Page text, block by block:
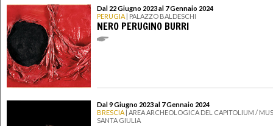
Dal 22 Giugno 2023 al 7 Gennaio 2024
PERUGIA | PALAZZO BALDESCHI
NERO PERUGINO BURRI
Dal 9 Giugno 2023 al 7 Gennaio 2024
BRESCIA | AREA ARCHEOLOGICA DEL CAPITOLIUM /
SANTA GIULIA